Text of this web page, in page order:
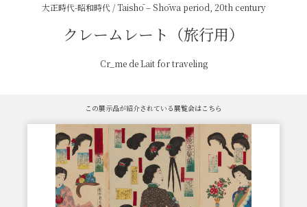
大正時代-昭和時代 / Taishō – Shōwa period, 20th century
クレームレート（旅行用）
Cr_me de Lait for traveling
この展示品が紹介されている展覧会はこちら